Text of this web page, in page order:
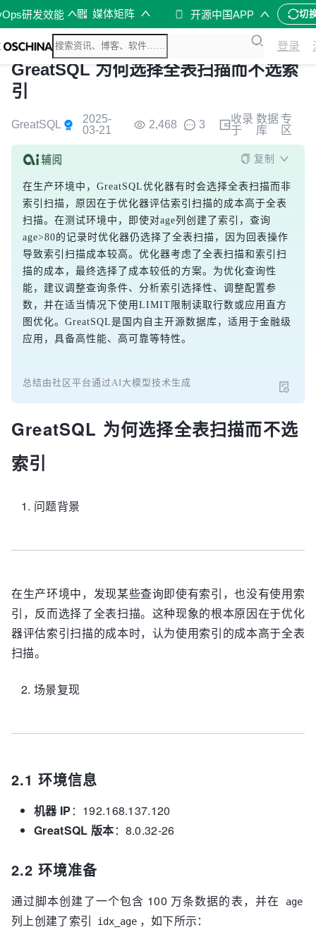
研发效能 媒体矩阵 开源中国APP 切
登录
GreatSQL 为何选择全表扫描而不选索
引
GreatSQL
2025-
03-21
2,468 3
收录
于
数据
库
专
区
复制
在生产环境中，GreatSQL优化器有时会选择全表扫描而非
索引扫描，原因在于优化器评估索引扫描的成本高于全表
扫描。在测试环境中，即使对age列创建了索引，查询
age>80的记录时优化器仍选择了全表扫描，因为回表操作
导致索引扫描成本较高。优化器考虑了全表扫描和索引扫
描的成本，最终选择了成本较低的方案。为优化查询性
能，建议调整查询条件、分析索引选择性、调整配置参
数，并在适当情况下使用LIMIT限制读取行数或应用直方
图优化。GreatSQL是国内自主开源数据库，适用于金融级
应用，具备高性能、高可靠等特性。
总结由社区平台通过AI大模型技术生成
GreatSQL 为何选择全表扫描而不选
索引
问题背景
在生产环境中，发现某些查询即使有索引，也没有使用索
引，反而选择了全表扫描。这种现象的根本原因在于优化
器评估索引扫描的成本时，认为使用索引的成本高于全表
扫描。
场景复现
2.1 环境信息
机器 IP ：192.168.137.120
GreatSQL 版本：8.0.32-26
2.2 环境准备
通过脚本创建了一个包含 100 万条数据的表，并在 age
列上创建了索引 idx_age ，如下所示：